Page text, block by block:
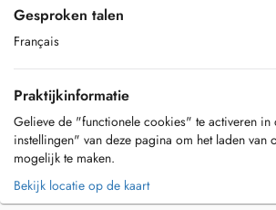
Gesproken talen
Français
Praktijkinformatie
Gelieve de "functionele cookies" te activeren in
instellingen" van deze pagina om het laden van
mogelijk te maken.
Bekijk locatie op de kaart